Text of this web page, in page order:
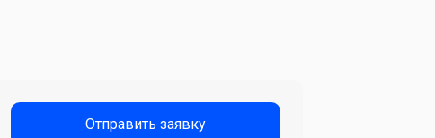
Отправить заявку